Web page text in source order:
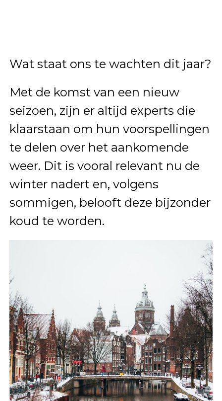
Wat staat ons te wachten dit jaar?
Met de komst van een nieuw
seizoen, zijn er altijd experts die
klaarstaan om hun voorspellingen
te delen over het aankomende
weer. Dit is vooral relevant nu de
winter nadert en, volgens
sommigen, belooft deze bijzonder
koud te worden.